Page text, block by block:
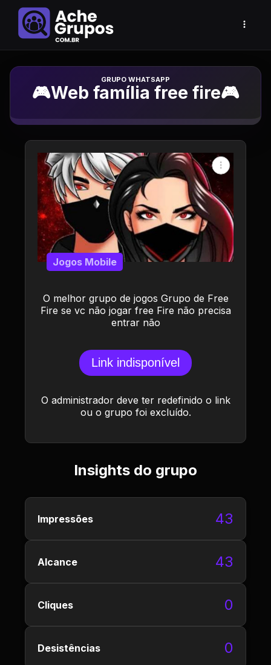
Grupo de Whatsapp
🎮Web família free fire🎮
O melhor grupo de jogos Grupo de Free
Fire se vc não jogar free Fire não precisa
entrar não
Jogos Mobile
Link indisponível
O administrador deve ter redefinido o link
ou o grupo foi excluído.
Insights do grupo
Impressões 43
Alcance 43
Cliques 0
Desistências 0